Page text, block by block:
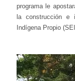
programa le
la construcción e
Indígena Propio